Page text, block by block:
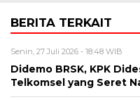
BERITA TERKAIT
Senin, 27 Juli 2026 - 18:48 WIB
Didemo BRSK, KPK
Telkomsel yang Seret